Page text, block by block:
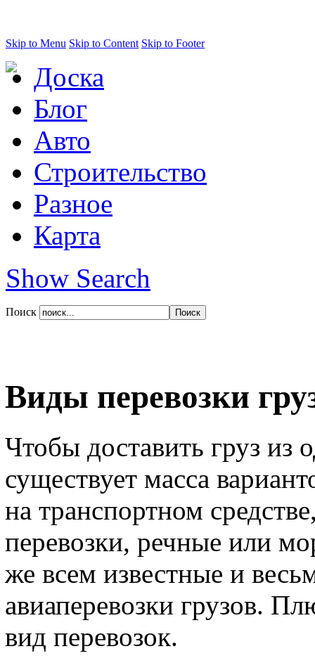
Skip to Menu Skip to Content Skip to Footer
Доска
Блог
Авто
Строительство
Разное
Карта
Show Search
Поиск
Виды перевозки
Чтобы доставить груз из
существует масса
на транспортном
перевозки, речные или
же всем известные и
авиаперевозки грузов.
вид перевозок.